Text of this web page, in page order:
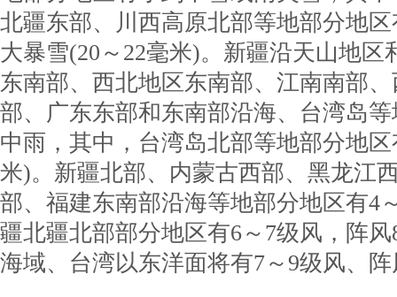
北疆东部、川西高原北部等地部分地
大暴雪(20～22毫米)。新疆沿天山地区
东南部、西北地区东南部、江南南部
部、广东东部和东南部沿海、台湾岛
中雨，其中，台湾岛北部等地部分地
米)。新疆北部、内蒙古西部、黑龙江
部、福建东南部沿海等地部分地区有4
疆北疆北部部分地区有6～7级风，阵
海域、台湾以东洋面将有7～9级风、